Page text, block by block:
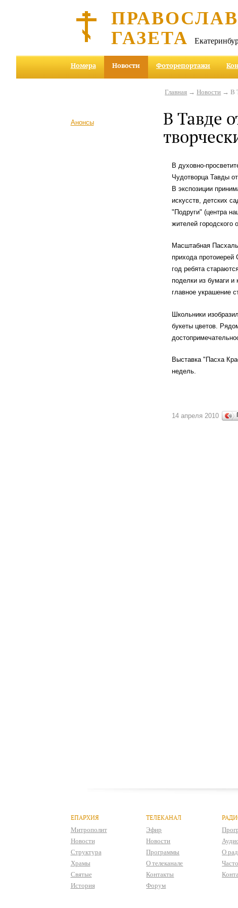
ГАЗЕТА
Номера Новости Фоторепортажи
Анонсы
Главная →Новости → В
В Тавде
В духовно-
Чудотворца Тавды
В экспозиции
искусств, детских
"Подруги" (центра
жителей городского
Масштабная
прихода
год ребята
поделки из бумаги
главное украшение
Школьники
букеты цветов.
Выставка "Пасха
недель.
14 апреля 2010
ЕПАРХИЯ
Митрополит
Новости
Структура
Храмы
Святые
История
ТЕЛЕКАНАЛ
Эфир
Новости
Программы
О телеканале
Контакты
Форум
О